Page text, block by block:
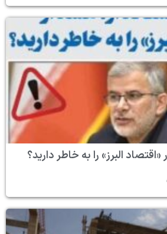
البرز» را به خاطر دارید؟